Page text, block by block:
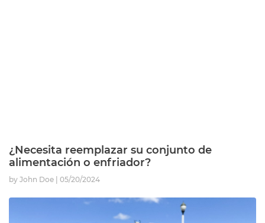
¿Necesita reemplazar su conjunto de
alimentación o enfriador?
by John Doe 05/20/2024